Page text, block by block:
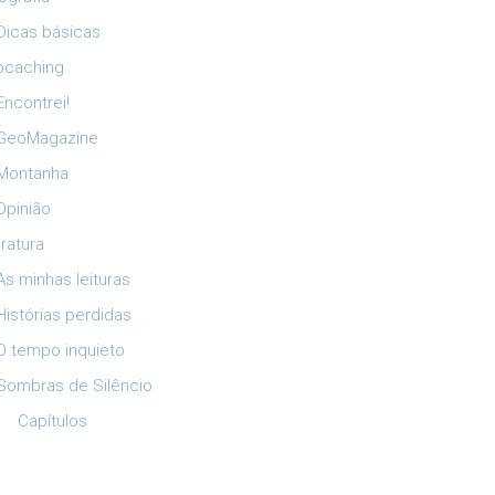
básicas
minhas leituras
perdidas
tempo inquieto
de Silêncio
Capítulos